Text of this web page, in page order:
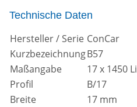
Technische Daten
Hersteller / Serie ConCar
KurzbezeichnungB57
Maßangabe
17 x 1450 Li
Profil
B/17
Breite
17 mm